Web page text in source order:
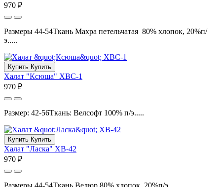
970 ₽
Размеры 44-54Ткань Махра петельчатая 80% хлопок, 20%п/
э.....
Купить Купить
Халат "Ксюша" ХВС-1
970 ₽
Размер: 42-56Ткань: Велсофт 100% п/э.....
Купить Купить
Халат "Ласка" ХВ-42
970 ₽
Размеры 44-54Ткань Велюр 80% хлопок, 20%п/э.....